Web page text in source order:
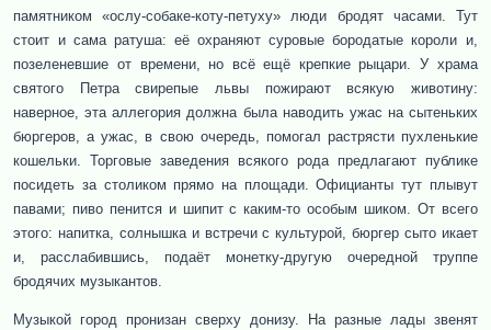
памятником «ослу-собаке-коту-петуху» люди бродят часами. Тут
стоит и сама ратуша: её охраняют суровые бородатые короли и,
позеленевшие от времени, но всё ещё крепкие рыцари. У храма
святого Петра свирепые львы пожирают всякую животину:
наверное, эта аллегория должна была наводить ужас на сытеньких
бюргеров, а ужас, в свою очередь, помогал растрясти пухленькие
кошельки. Торговые заведения всякого рода предлагают публике
посидеть за столиком прямо на площади. Официанты тут плывут
павами; пиво пенится и шипит с каким-то особым шиком. От всего
этого: напитка, солнышка и встречи с культурой, бюргер сыто икает
и, расслабившись, подаёт монетку-другую очередной труппе
бродячих музыкантов.
Музыкой город пронизан сверху донизу. На разные лады звенят